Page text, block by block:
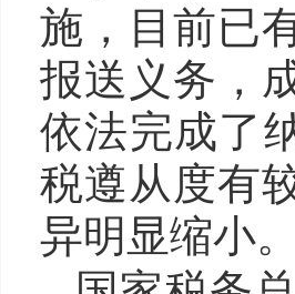
施，目前已
报送义务，
依法完成了
税遵从度有
异明显缩小。